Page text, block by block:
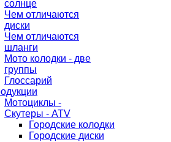
солнце
Чем отличаются
диски
Чем отличаются
шланги
Мото колодки - две
группы
Глоссарий
Мотоциклы -
Скутеры - ATV
Городские колодки
Городские диски